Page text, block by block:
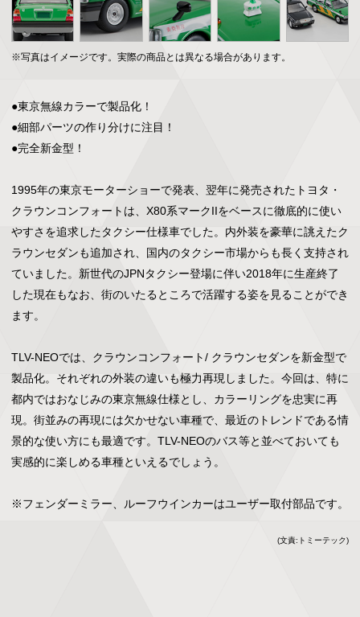
※写真はイメージです。実際の商品とは異なる場合があります。
●東京無線カラーで製品化！
●細部パーツの作り分けに注目！
●完全新金型！
1995年の東京モーターショーで発表、翌年に発売されたトヨタ・
クラウンコンフォートは、X80系マークIIをベースに徹底的に使い
やすさを追求したタクシー仕様車でした。内外装を豪華に誂えたク
ラウンセダンも追加され、国内のタクシー市場からも長く支持され
ていました。新世代のJPNタクシー登場に伴い2018年に生産終了
した現在もなお、街のいたるところで活躍する姿を見ることができ
ます。
TLV-NEOでは、クラウンコンフォート/ クラウンセダンを新金型で
製品化。それぞれの外装の違いも極力再現しました。今回は、特に
都内ではおなじみの東京無線仕様とし、カラーリングを忠実に再
現。街並みの再現には欠かせない車種で、最近のトレンドである情
景的な使い方にも最適です。TLV-NEOのバス等と並べておいても
実感的に楽しめる車種といえるでしょう。
※フェンダーミラー、ルーフウインカーはユーザー取付部品です。
(文責:トミーテック)